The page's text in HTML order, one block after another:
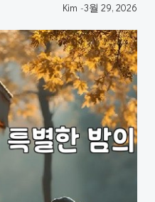
Kim -3월 29, 2026